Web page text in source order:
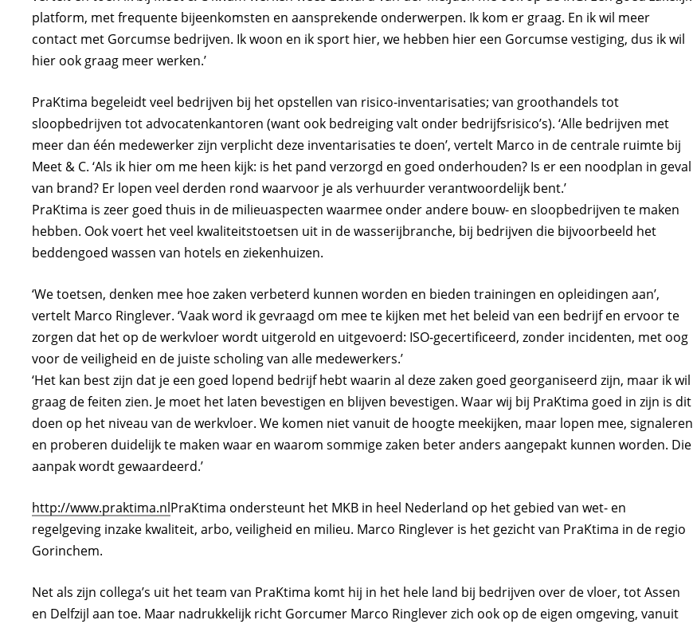
platform, met frequente bijeenkomsten en aansprekende onderwerpen. Ik kom er graag. En ik wil meer
contact met Gorcumse bedrijven. Ik woon en ik sport hier, we hebben hier een Gorcumse vestiging, dus ik wil
hier ook graag meer werken.’
PraKtima begeleidt veel bedrijven bij het opstellen van risico-inventarisaties; van groothandels tot
sloopbedrijven tot advocatenkantoren (want ook bedreiging valt onder bedrijfsrisico’s). ‘Alle bedrijven met
meer dan één medewerker zijn verplicht deze inventarisaties te doen’, vertelt Marco in de centrale ruimte bij
Meet & C. ‘Als ik hier om me heen kijk: is het pand verzorgd en goed onderhouden? Is er een noodplan in geval
van brand? Er lopen veel derden rond waarvoor je als verhuurder verantwoordelijk bent.’
PraKtima is zeer goed thuis in de milieuaspecten waarmee onder andere bouw- en sloopbedrijven te maken
hebben. Ook voert het veel kwaliteitstoetsen uit in de wasserijbranche, bij bedrijven die bijvoorbeeld het
beddengoed wassen van hotels en ziekenhuizen.
‘We toetsen, denken mee hoe zaken verbeterd kunnen worden en bieden trainingen en opleidingen aan’,
vertelt Marco Ringlever. ‘Vaak word ik gevraagd om mee te kijken met het beleid van een bedrijf en ervoor te
zorgen dat het op de werkvloer wordt uitgerold en uitgevoerd: ISO-gecertificeerd, zonder incidenten, met oog
voor de veiligheid en de juiste scholing van alle medewerkers.’
‘Het kan best zijn dat je een goed lopend bedrijf hebt waarin al deze zaken goed georganiseerd zijn, maar ik wil
graag de feiten zien. Je moet het laten bevestigen en blijven bevestigen. Waar wij bij PraKtima goed in zijn is dit
doen op het niveau van de werkvloer. We komen niet vanuit de hoogte meekijken, maar lopen mee, signaleren
en proberen duidelijk te maken waar en waarom sommige zaken beter anders aangepakt kunnen worden. Die
aanpak wordt gewaardeerd.’
http://www.praktima.nlPraKtima ondersteunt het MKB in heel Nederland op het gebied van wet- en
regelgeving inzake kwaliteit, arbo, veiligheid en milieu. Marco Ringlever is het gezicht van PraKtima in de regio
Gorinchem.
Net als zijn collega’s uit het team van PraKtima komt hij in het hele land bij bedrijven over de vloer, tot Assen
en Delfzijl aan toe. Maar nadrukkelijk richt Gorcumer Marco Ringlever zich ook op de eigen omgeving, vanuit